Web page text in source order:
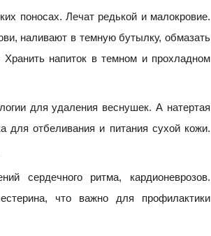
поносах. Лечат редькой и малокровие.
наливают в темную бутылку, обмазать
Хранить напиток в темном и прохладном
для удаления веснушек. А натертая
для отбеливания и питания сухой кожи.
сердечного ритма, кардионеврозов.
что важно для профилактики